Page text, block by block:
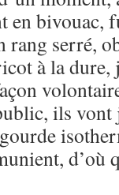
en bivouac,
serré,
à la dure,
ils vont
d’où